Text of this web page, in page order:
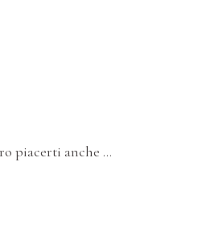
piacerti anche …